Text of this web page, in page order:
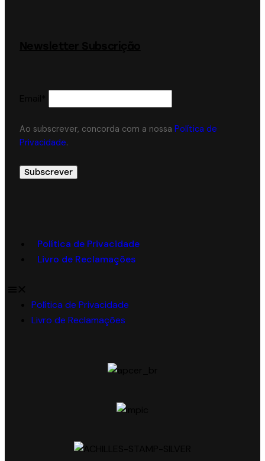
Ao subscrever, concorda com a nossa Política de
Privacidade.
Política de Privacidade
Livro de Reclamações
Política de Privacidade
Livro de Reclamações